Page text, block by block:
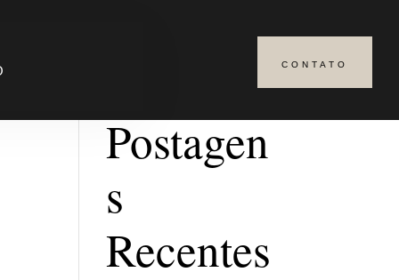
CONTATO
Postagen
s
Recentes